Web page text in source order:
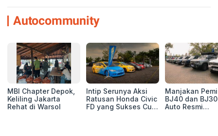
Autocommunity
MBI Chapter Depok,
Keliling Jakarta
Rehat di Warsol
Intip Serunya Aksi
Ratusan Honda Civic
FD yang Sukses Curi
Manjakan
BJ40 dan
Auto Resmi